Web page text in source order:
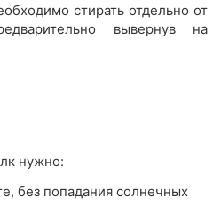
стирать отдельно от
вывернув на
нужно:
без попадания солнечных